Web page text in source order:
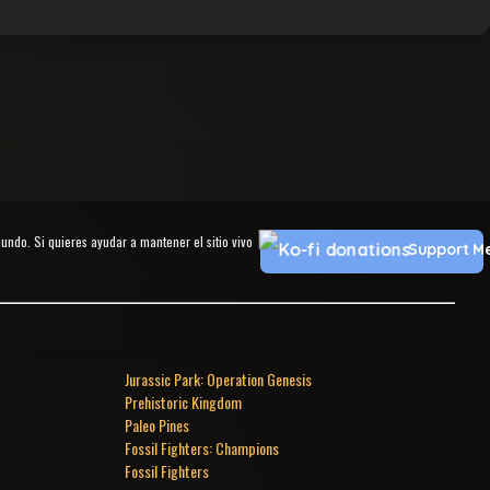
Si quieres ayudar a mantener el sitio vivo Support
Jurassic Park: Operation Genesis
Prehistoric Kingdom
Paleo Pines
Fossil Fighters: Champions
Fossil Fighters